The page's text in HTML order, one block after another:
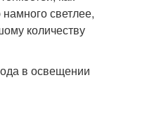
в освещении